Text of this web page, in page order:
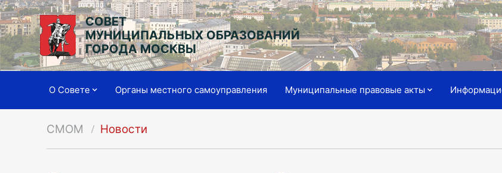
СОВЕТ
МУНИЦИПАЛЬНЫХ ОБРАЗОВАНИЙ
ГОРОДА МОСКВЫ
О Совете Органы местного самоуправления Муниципальные правовые акты
СМОМ Новости